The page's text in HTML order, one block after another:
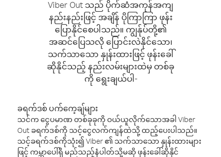
Viber Out သည် ပိုက်ဆံအကုန်အကျ
နည်းနည်းဖြင့် အချိန် ပိုကြာကြာ ဖုန်း
ပြောနိုင်စေပါသည်။ ကျွန်ုပ်တို့၏
အဆင်ပြေသလို ပြောင်းလဲနိုင်သော၊
သက်သာသော နှုန်းထားဖြင့် ဖုန်းခေါ်
ဆိုနိုင်သည့် နည်းလမ်းများထဲမှ တစ်ခု
ကို ရွေးချယ်ပါ-
ခရက်ဒစ် ပက်ကေ့ချ်များ
သင်က ငွေပမာဏ တစ်ခုခုကို ဝယ်ယူလိုက်သောအခါ Viber
Out ခရက်ဒစ်ကို သင့်ငွေလက်ကျန်ထဲသို့ ထည့်ပေးပါသည်။
သင့်ခရက်ဒစ်ကိုသုံး၍ Viber ၏ သက်သာသော နှုန်းထားများ
ဖြင့် ကမ္ဘာပေါ်ရှိ မည်သည့်နံပါတ်သို့မဆို ဖုန်းခေါ်ဆိုနိုင်